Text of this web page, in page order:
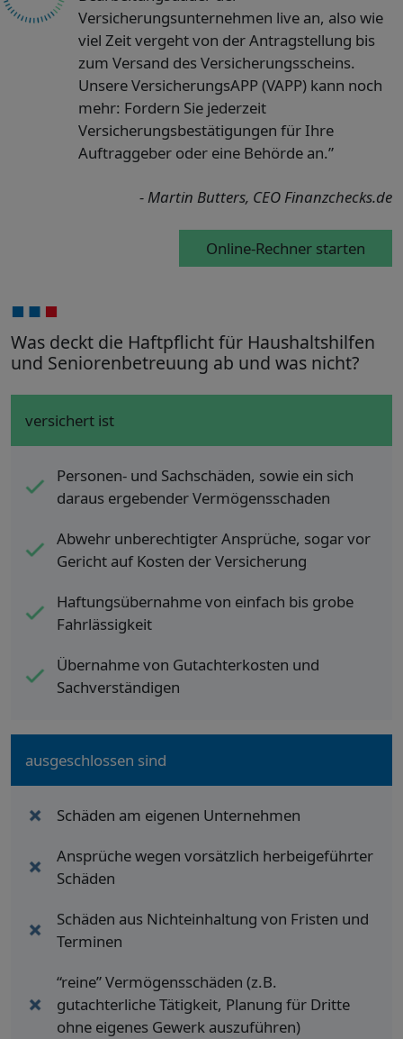
Versicherungsunternehmen live an, also wie
viel Zeit vergeht von der Antragstellung bis
zum Versand des Versicherungsscheins.
Unsere VersicherungsAPP (VAPP) kann noch
mehr: Fordern Sie jederzeit
Versicherungsbestätigungen für Ihre
Auftraggeber oder eine Behörde an.”
- Martin Butters, CEO Finanzchecks.de
Online-Rechner starten
Was deckt die Haftpflicht für Haushaltshilfen
und Seniorenbetreuung ab und was nicht?
versichert ist
Personen- und Sachschäden, sowie ein sich
daraus ergebender Vermögensschaden
Abwehr unberechtigter Ansprüche, sogar vor
Gericht auf Kosten der Versicherung
Haftungsübernahme von einfach bis grobe
Fahrlässigkeit
Übernahme von Gutachterkosten und
Sachverständigen
ausgeschlossen sind
Schäden am eigenen Unternehmen
Ansprüche wegen vorsätzlich herbeigeführter
Schäden
Schäden aus Nichteinhaltung von Fristen und
Terminen
“reine” Vermögensschäden (z.B.
gutachterliche Tätigkeit, Planung für Dritte
ohne eigenes Gewerk auszuführen)